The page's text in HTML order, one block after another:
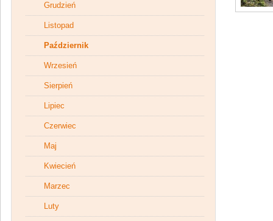
Grudzień
Listopad
Październik
Wrzesień
Sierpień
Lipiec
Czerwiec
Maj
Kwiecień
Marzec
Luty